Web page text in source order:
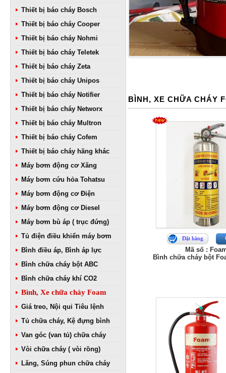
Thiết bị báo cháy Bosch
Thiết bị báo cháy Cooper
Thiết bị báo cháy Nohmi
Thiết bị báo cháy Teletek
Thiết bị báo cháy Zeta
Thiết bị báo cháy Unipos
Thiết bị báo cháy Notifier
Thiết bị báo cháy Networx
Thiết bị báo cháy Multron
Thiết bị báo cháy Cofem
Thiết bị báo cháy hãng khác
Máy bơm động cơ Xăng
Máy bơm cứu hỏa Tohatsu
Máy bơm động cơ Điện
Máy bơm động cơ Diesel
Máy bơm bù áp ( trục đứng)
Tủ điện điều khiển máy bơm
Bình điều áp, Bình áp lực
Bình chữa cháy bột ABC
Bình chữa cháy khí CO2
Bình, Xe chữa cháy Foam
Giá treo, Nội qui Tiêu lệnh
Tủ chữa cháy, Kệ đựng bình
Van góc (van tủ) chữa cháy
Vòi chữa cháy ( vòi rồng)
Lăng, Súng phun chữa cháy
BÌNH, XE CHỮA CHÁY
Đặt hàng
Mã số :
Bình chữa cháy bột